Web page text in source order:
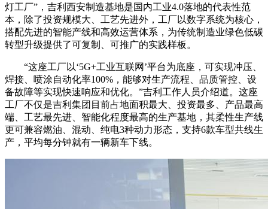
灯工厂”，吉利西安制造基地是国内工业4.0落地的代表性范
本，除了投资规模大、工艺先进外，工厂以数字系统为核心，
搭配先进的智能产线和高效运营体系，为传统制造业绿色低碳
转型升级提供了可复制、可推广的实践样板。
“这座工厂以‘5G+工业互联网’平台为底座，可实现冲压、
焊接、喷涂自动化率100%，能够对生产流程、品质管控、设
备故障等实现快速响应和优化。”吉利工作人员介绍道。这座
工厂不仅是吉利集团目前占地面积最大、投资最多、产品最高
端、工艺最先进、智能化程度最高的生产基地，其柔性生产线
更可兼容燃油、混动、纯电3种动力形态，支持6款车型共线生
产，平均每分钟就有一辆新车下线。